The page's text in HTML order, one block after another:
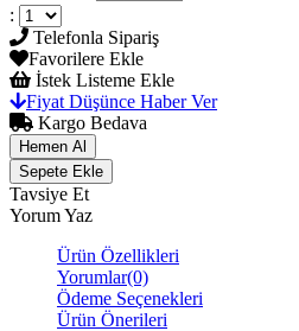
:
Telefonla Sipariş
Favorilere Ekle
İstek Listeme Ekle
Fiyat Düşünce Haber Ver
Kargo Bedava
Tavsiye Et
Yorum Yaz
Ürün Özellikleri
Yorumlar(0)
Ödeme Seçenekleri
Ürün Önerileri